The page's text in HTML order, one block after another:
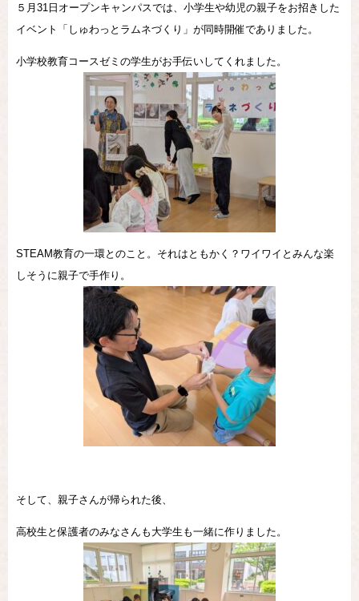
５月31日オープンキャンパスでは、小学生や幼児の親子をお招きした
イベント「しゅわっとラムネづくり」が同時開催でありました。
小学校教育コースゼミの学生がお手伝いしてくれました。
STEAM教育の一環とのこと。それはともかく？ワイワイとみんな楽
しそうに親子で手作り。
そして、親子さんが帰られた後、
高校生と保護者のみなさんも大学生も一緒に作りました。